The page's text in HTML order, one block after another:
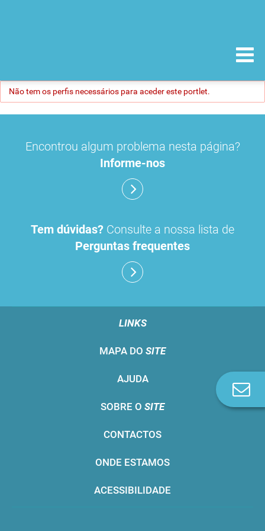
Não tem os perfis necessários para aceder este portlet.
Encontrou algum problema nesta página?
Informe-nos
Tem dúvidas? Consulte a nossa lista de
Perguntas frequentes
LINKS
MAPA DO SITE
AJUDA
SOBRE O SITE
CONTACTOS
ONDE ESTAMOS
ACESSIBILIDADE